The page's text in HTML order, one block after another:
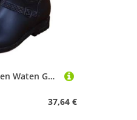
Regen Stiefel Frauen Waten Gummistiefel Plüsch Warme Winter Weibliche Galoschen Regenstiefel Frau Für Industrie Handwerk(Black,37)
37,64 €